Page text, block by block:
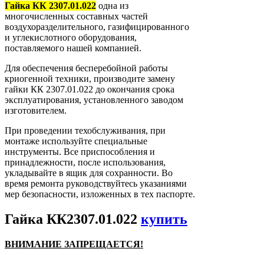
Гайка КК 2307.01.022 одна из
многочисленных составных частей
воздухоразделительного, газифицированного
и углекислотного оборудования,
поставляемого нашей компанией.
Для обеспечения бесперебойной работы
криогенной техники, производите замену
гайки КК 2307.01.022 до окончания срока
эксплуатирования, установленного заводом
изготовителем.
При проведении техобслуживания, при
монтаже используйте специальные
инструменты. Все приспособления и
принадлежности, после использования,
укладывайте в ящик для сохранности. Во
время ремонта руководствуйтесь указаниями
мер безопасности, изложенных в тех паспорте.
Гайка КК2307.01.022 купить
ВНИМАНИЕ ЗАПРЕЩАЕТСЯ!